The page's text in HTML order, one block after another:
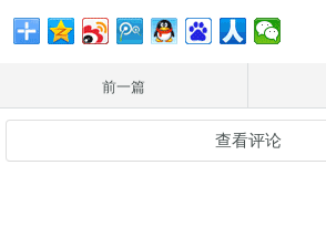
前一篇
查看评论